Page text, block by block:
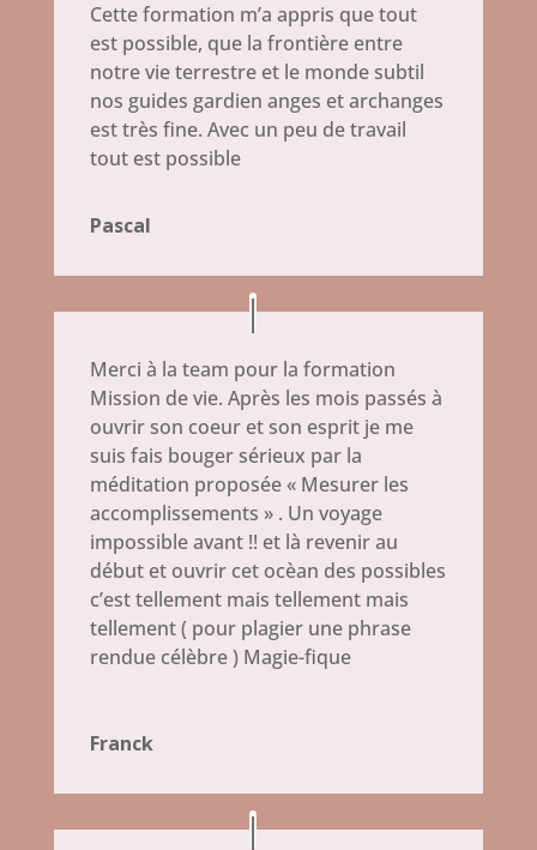
Cette formation m’a appris que tout
est possible, que la frontière entre
notre vie terrestre et le monde subtil
nos guides gardien anges et archanges
est très fine. Avec un peu de travail
tout est possible
Pascal
Merci à la team pour la formation
Mission de vie. Après les mois passés à
ouvrir son coeur et son esprit je me
suis fais bouger sérieux par la
méditation proposée « Mesurer les
accomplissements » . Un voyage
impossible avant !! et là revenir au
début et ouvrir cet ocèan des possibles
c’est tellement mais tellement mais
tellement ( pour plagier une phrase
rendue célèbre ) Magie-fique
Franck